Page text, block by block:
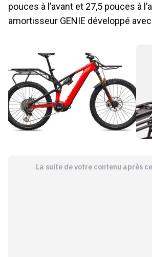
pouces à l’avant et 27,5 pouces à
amortisseur GENIE développé avec
La suite de votre contenu après